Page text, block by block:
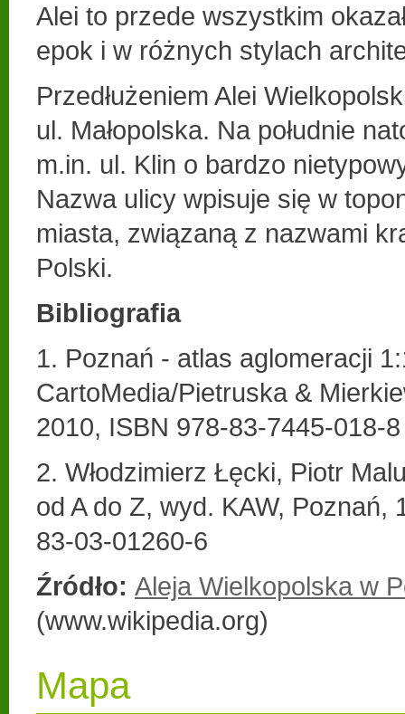
Alei to przede wszystkim
epok i w różnych stylach
Przedłużeniem Alei
ul. Małopolska. Na południe
m.in. ul. Klin o bardzo
Nazwa ulicy wpisuje się w
miasta, związaną z nazwami
Polski.
Bibliografia
1. Poznań - atlas aglomeracji
CartoMedia/Pietruska &
2010, ISBN 978-83-7445-018-8
2. Włodzimierz Łęcki, Piotr
od A do Z, wyd. KAW, Poznań,
83-03-01260-6
Źródło: Aleja Wielkopolska w
(www.wikipedia.org)
Mapa